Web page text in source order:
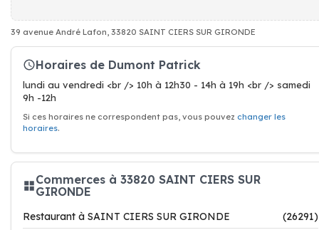
39 avenue André Lafon, 33820 SAINT CIERS SUR GIRONDE
Horaires de Dumont Patrick
lundi au vendredi <br /> 10h à 12h30 - 14h à 19h <br /> samedi
9h -12h
Si ces horaires ne correspondent pas, vous pouvez changer les
horaires.
Commerces à 33820 SAINT CIERS SUR
GIRONDE
Restaurant à SAINT CIERS SUR GIRONDE
(26291)